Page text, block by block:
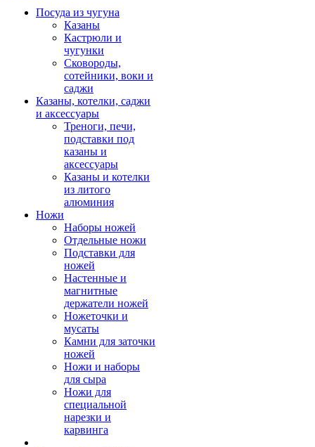
Посуда из чугуна
Казаны
Кастрюли и
чугунки
Сковороды,
сотейники, воки и
саджи
Казаны, котелки, саджи
и аксессуары
Треноги, печи,
подставки под
казаны и
аксессуары
Казаны и котелки
из литого
алюминия
Ножи
Наборы ножей
Отдельные ножи
Подставки для
ножей
Настенные и
магнитные
держатели ножей
Ножеточки и
мусаты
Камни для заточки
ножей
Ножи и наборы
для сыра
Ножи для
специальной
нарезки и
карвинга